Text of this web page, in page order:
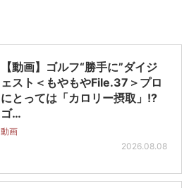
【動画】ゴルフ“勝手に”ダイジ
ェスト＜もやもやFile.37＞プロ
にとっては「カロリー摂取」!?
ゴ…
動画
2026.08.08